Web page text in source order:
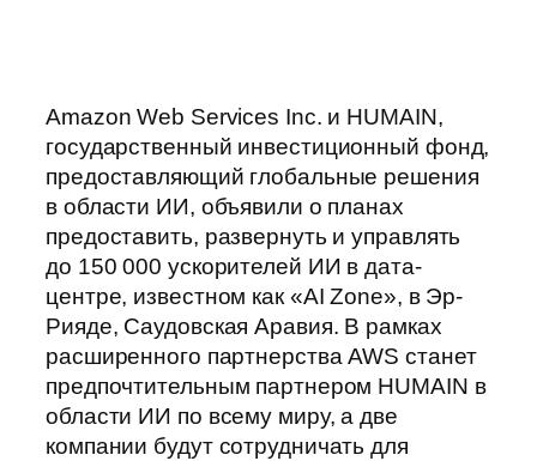
Amazon Web Services Inc. и HUMAIN,
государственный инвестиционный фонд,
предоставляющий глобальные решения
в области ИИ, объявили о планах
предоставить, развернуть и управлять
до 150 000 ускорителей ИИ в дата-
центре, известном как «AI Zone», в Эр-
Рияде, Саудовская Аравия. В рамках
расширенного партнерства AWS станет
предпочтительным партнером HUMAIN в
области ИИ по всему миру, а две
компании будут сотрудничать для